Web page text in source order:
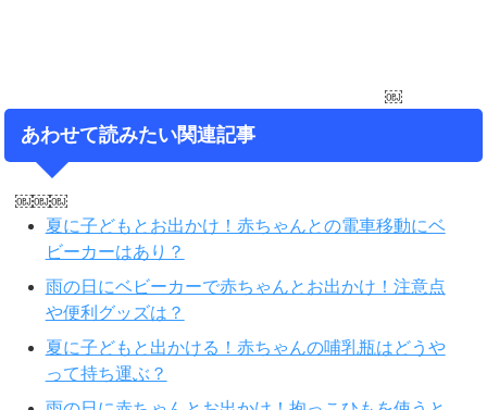
￼
あわせて読みたい関連記事
￼￼￼
夏に子どもとお出かけ！赤ちゃんとの電車移動にベ
ビーカーはあり？
雨の日にベビーカーで赤ちゃんとお出かけ！注意点
や便利グッズは？
夏に子どもと出かける！赤ちゃんの哺乳瓶はどうや
って持ち運ぶ？